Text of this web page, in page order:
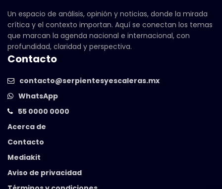
Un espacio de análisis, opinión y noticias, donde la mirada
crítica y el contexto importan. Aquí se conectan los temas
que marcan la agenda nacional e internacional, con
profundidad, claridad y perspectiva.
Contacto
contacto@serpientesyescaleras.mx
WhatsApp
55 0000 0000
Acerca de
Contacto
Mediakit
Aviso de privacidad